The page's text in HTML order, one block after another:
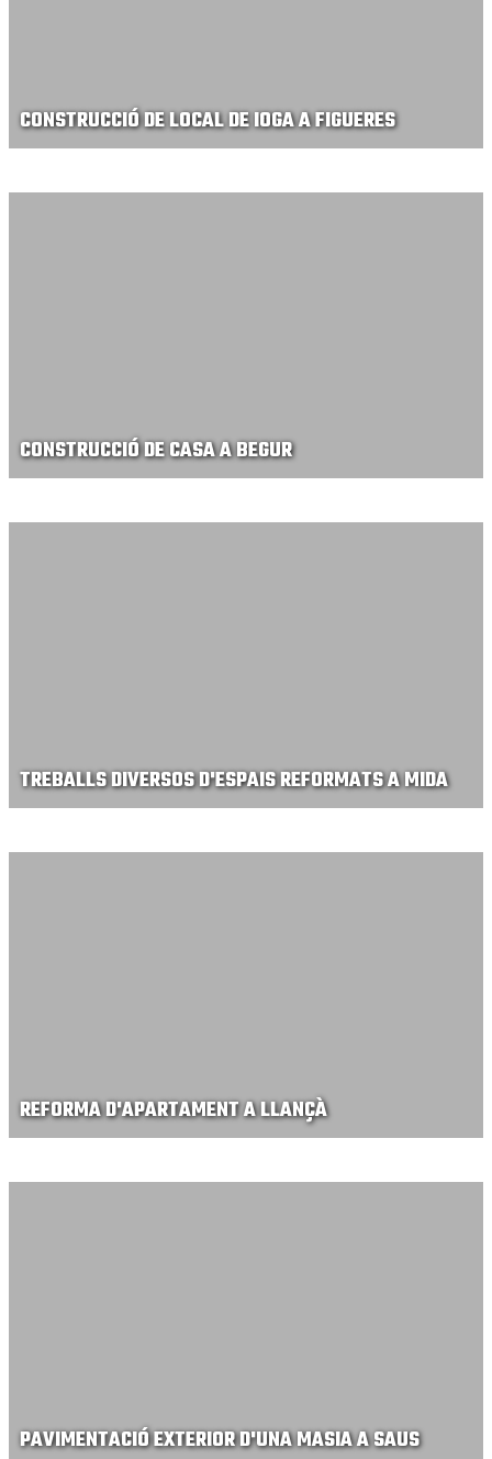
CONSTRUCCIÓ DE LOCAL DE IOGA A FIGUERES
CONSTRUCCIÓ DE CASA A BEGUR
TREBALLS DIVERSOS D'ESPAIS REFORMATS A MIDA
REFORMA D'APARTAMENT A LLANÇÀ
PAVIMENTACIÓ EXTERIOR D'UNA MASIA A SAUS